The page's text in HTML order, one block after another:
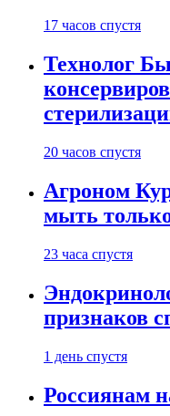
17 часов спустя
Технолог
20 часов спустя
Агроном
мыть
23 часа спустя
признаков
1 день спустя
Россиянам